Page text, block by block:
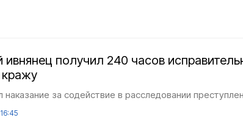
получил 240 часов
кражу
наказание за содействие в расследовании